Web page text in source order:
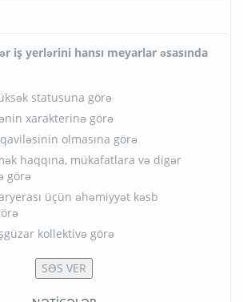
iş yerlərini hansı meyarlar əsasında
statusuna görə
xarakterinə görə
olmasına görə
haqqına, mükafatlara və digər
görə
üçün əhəmiyyət kəsb
kollektivə görə